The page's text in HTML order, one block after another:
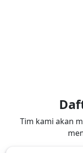
Tim kami akan